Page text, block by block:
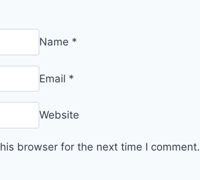
Name *
Email *
Website
browser for the next time I comment.